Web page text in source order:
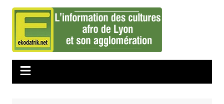
Aller
contenu